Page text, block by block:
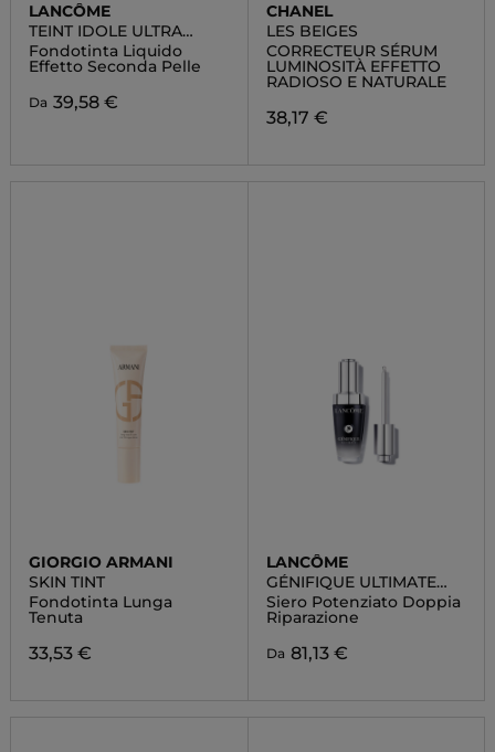
LANCÔME
TEINT IDOLE ULTRA
WEAR
Fondotinta Liquido
Effetto Seconda Pelle
Da 39,58 €
CHANEL
LES BEIGES
CORRECTEUR SÉRUM
LUMINOSITÀ EFFETTO
RADIOSO E NATURALE
38,17 €
GIORGIO ARMANI
SKIN TINT
Fondotinta Lunga
Tenuta
33,53 €
LANCÔME
GÉNIFIQUE ULTIMATE
SERUM
Siero Potenziato Doppia
Riparazione
Da 81,13 €